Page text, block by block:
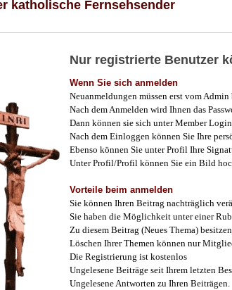
katholische Fernsehsender
Nur registrierte Benutzer
Wenn Sie sich anmelden
Neuanmeldungen müssen erst vom Admin
Nach dem Anmelden wird Ihnen das
Dann können sie sich unter Member
Nach dem Einloggen können Sie Ihre
Ebenso können Sie unter Profil Ihre
Unter Profil/Profil können Sie ein Bild
Vorteile beim anmelden
Sie können Ihren Beitrag nachträglich
Sie haben die Möglichkeit unter einer
Zu diesem Beitrag (Neues Thema)
Löschen Ihrer Themen können nur
Die Registrierung ist kostenlos
Ungelesene Beiträge seit Ihrem letzten
Ungelesene Antworten zu Ihren Beiträgen.